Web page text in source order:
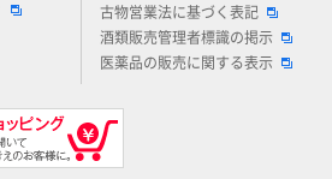
古物営業法に基づく表記
酒類販売管理者標識の掲示
医薬品の販売に関する表示